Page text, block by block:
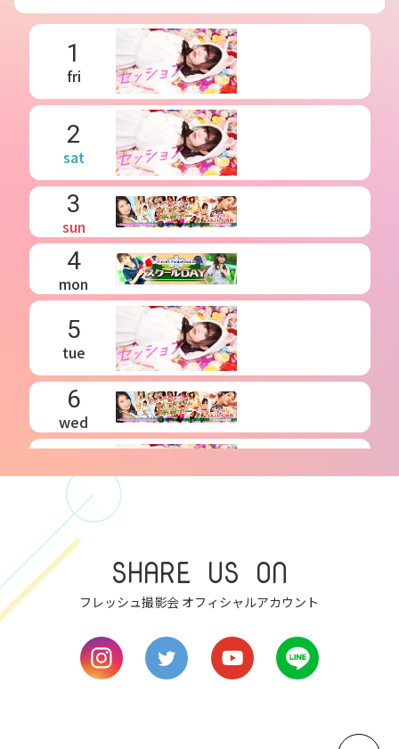
1
fri
2
sat
3
sun
4
mon
5
tue
6
wed
thu
8
fri
10
SHARE US ON
フレッシュ撮影会 オフィシャルアカウント